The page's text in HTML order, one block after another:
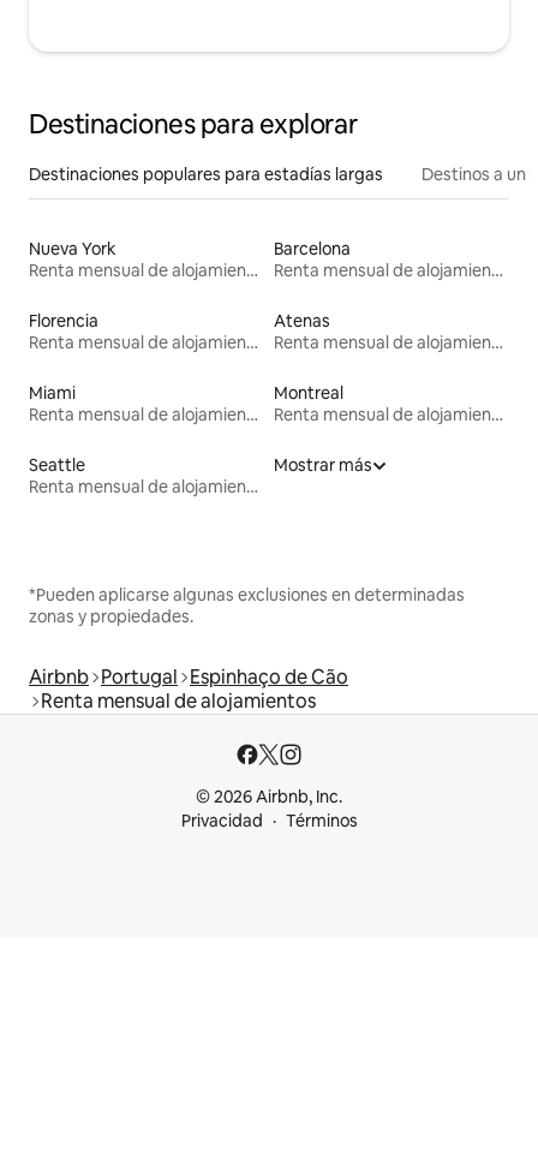
Destinaciones para explorar
Destinaciones populares para estadías largas Destinos a un
Nueva York
Renta mensual de alojamientos
Barcelona
Renta mensual de alojamientos
Florencia
Renta mensual de alojamientos
Atenas
Renta mensual de alojamientos
Miami
Renta mensual de alojamientos
Montreal
Renta mensual de alojamientos
Seattle
Renta mensual de alojamientos
Mostrar más
*Pueden aplicarse algunas exclusiones en determinadas
zonas y propiedades.
Airbnb Portugal Espinhaço de Cão
Renta mensual de alojamientos
© 2026 Airbnb, Inc.
Privacidad
Términos